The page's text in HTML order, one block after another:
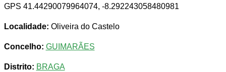
GPS 41.44290079964074, -8.292243058480981
Localidade: Oliveira do Castelo
Concelho: GUIMARÃES
Distrito: BRAGA